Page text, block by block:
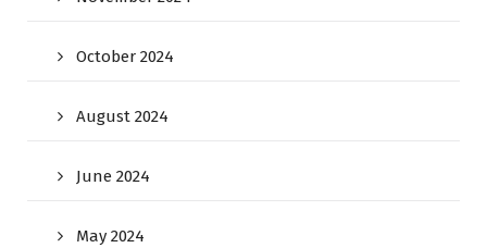
October 2024
August 2024
June 2024
May 2024